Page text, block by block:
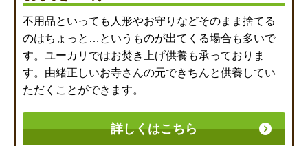
不用品といっても人形やお守りなどそのまま捨てる
のはちょっと…というものが出てくる場合も多いで
す。ユーカリではお焚き上げ供養も承っておりま
す。由緒正しいお寺さんの元できちんと供養してい
ただくことができます。
詳しくはこちら